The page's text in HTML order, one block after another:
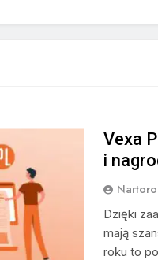
Vexa
i
Dzięki
mają
roku to